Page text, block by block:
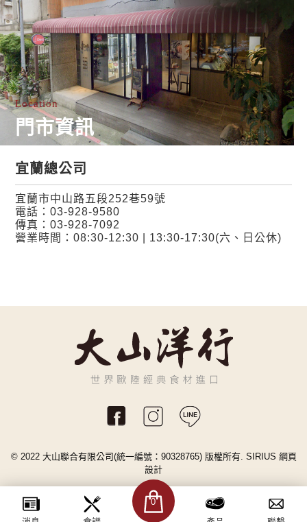
0
Location
門市資訊
宜蘭總公司
宜蘭市中山路五段252巷59號
電話：03-928-9580
傳真：03-928-7092
營業時間：08:30-12:30 | 13:30-17:30(六、日公休)
© 2022 大山聯合有限公司(統一編號：90328765) 版權所有. SIRIUS 網頁
設計